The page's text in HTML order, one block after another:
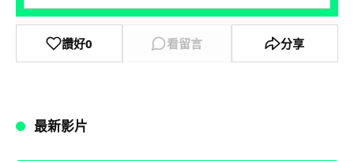
讚好0 看留言 分享
最新影片